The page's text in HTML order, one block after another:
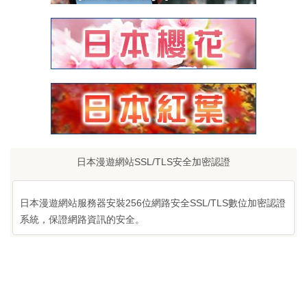
日本漫遊網站SSL/TLS安全加密認證
日本漫遊網站服務器安裝256位網路安全SSL/TLS數位加密認證
系統，保證網路資訊的安全。